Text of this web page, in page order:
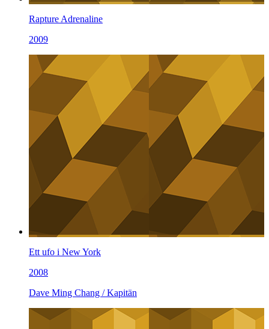
Rapture Adrenaline
2009
Ett ufo i New York
2008
Dave Ming Chang / Kapitän